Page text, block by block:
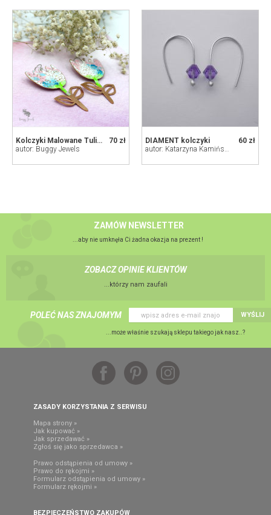
70 zł
Kolczyki Malowane Tulipany
autor: Buggy Jewels
60 zł
DIAMENT kolczyki
autor: Katarzyna Kamińska - ART
ZAMÓW NEWSLETTER
...aby nie umknęła Ci żadna okazja na prezent !
ZOBACZ OPINIE KLIENTÓW
...którzy nam zaufali
POLEĆ NAS ZNAJOMYM WYŚLIJ
...może właśnie szukają sklepu takiego jak nasz..?
ZASADY KORZYSTANIA Z SERWISU
Mapa strony »
Jak kupować »
Jak sprzedawać »
Zgłoś się jako sprzedawca »
Prawo odstąpienia od umowy »
Prawo do rękojmi »
Formularz odstąpienia od umowy »
Formularz rękojmi »
BEZPIECZEŃSTWO ZAKUPÓW